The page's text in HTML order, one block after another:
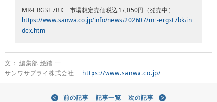
MR-ERGST7BK 市場想定売価税込17,050円（発売中）
https://www.sanwa.co.jp/info/news/202607/mr-ergst7bk/in
dex.html
文： 編集部 絵踏 一
サンワサプライ株式会社： https://www.sanwa.co.jp/
前の記事 記事一覧 次の記事